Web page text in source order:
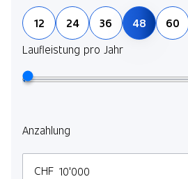
12 24 36 48
60
Laufleistung pro Jahr
Anzahlung
CHF